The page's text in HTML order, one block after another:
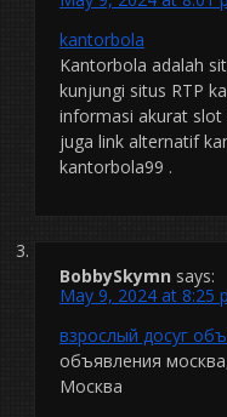
kantorbola
Kantorbola adalah
kunjungi situs RTP
informasi akurat slot
juga link alternatif
kantorbola99 .
BobbySkymn says:
May 9, 2024 at 8:25
взрослый досуг
объявления
Москва